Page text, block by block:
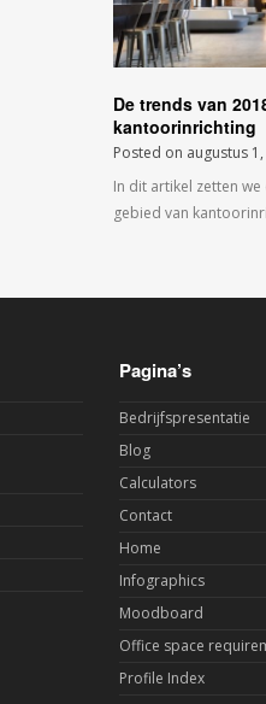
De trends van
kantoorinrichting
Posted on augustus
In dit artikel zetten
gebied van
Pagina’s
Bedrijfspresentatie
Blog
Calculators
Contact
Home
Infographics
Moodboard
Office space
Profile Index